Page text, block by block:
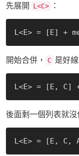
先展開 L<C> ：
開始合併， C 是好
後面剩一個列表就沒